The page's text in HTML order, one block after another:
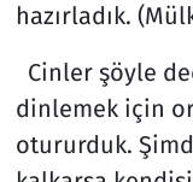
hazırladık.
Cinler şöyle
dinlemek için
otururduk.